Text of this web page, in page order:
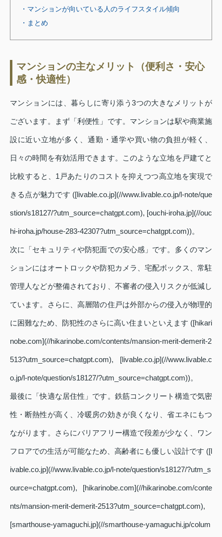
・マンションが向いている人のライフスタイル傾向
・まとめ
マンションの主なメリット（便利さ・安心
感・快適性）
マンションには、暮らしに寄り添う3つの大きなメリットが
ございます。まず「利便性」です。マンションは駅や商業施
設に近い立地が多く、通勤・通学や買い物の負担が軽く、
日々の時間を有効活用できます。このような立地を戸建てと
比較すると、1戸あたりのコストを抑えつつ高立地を実現で
きる点が魅力です ([livable.co.jp](//www.livable.co.jp/l-note/que
stion/s18127/?utm_source=chatgpt.com), [ouchi-iroha.jp](//ouc
hi-iroha.jp/house-283-42307?utm_source=chatgpt.com))。
次に「セキュリティや防犯面での安心感」です。多くのマン
ションにはオートロックや防犯カメラ、宅配ボックス、常駐
管理人などが整備されており、不審者の侵入リスクが低減し
ています。さらに、高層階の住戸は外部からの侵入が物理的
に困難なため、防犯性のさらに高い住まいといえます ([hikari
nobe.com](//hikarinobe.com/contents/mansion-merit-demerit-2
513?utm_source=chatgpt.com), [livable.co.jp](//www.livable.c
o.jp/l-note/question/s18127/?utm_source=chatgpt.com))。
最後に「快適な居住性」です。鉄筋コンクリート構造で気密
性・断熱性が高く、冷暖房の効きが良くなり、省エネにもつ
ながります。さらにバリアフリー構造で段差が少なく、ワン
フロアでの生活が可能なため、高齢者にも優しい設計です ([l
ivable.co.jp](//www.livable.co.jp/l-note/question/s18127/?utm_s
ource=chatgpt.com), [hikarinobe.com](//hikarinobe.com/conte
nts/mansion-merit-demerit-2513?utm_source=chatgpt.com),
[smarthouse-yamaguchi.jp](//smarthouse-yamaguchi.jp/colum